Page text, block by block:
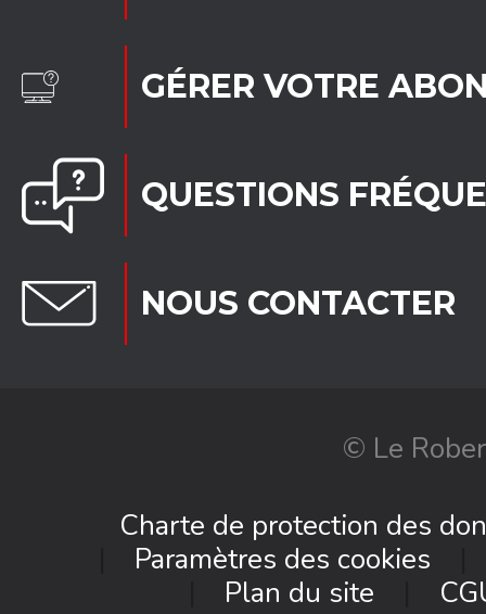
GÉRER VOTRE
QUESTIONS
NOUS CONTACTER
© Le
Charte de protection des
Paramètres des cookies
Plan du site